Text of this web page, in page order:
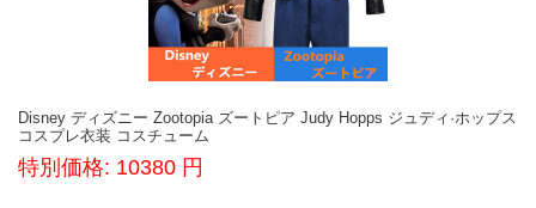
Disney ディズニー Zootopia ズートピア Judy Hopps ジュディ·ホップス
コスプレ衣装 コスチューム
特別価格: 10380 円